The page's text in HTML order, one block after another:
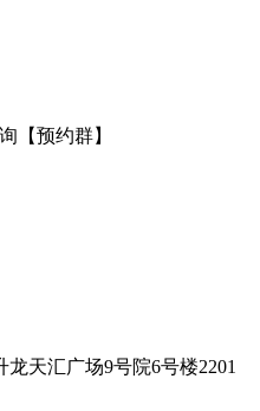
【预约群】
天汇广场9号院6号楼2201